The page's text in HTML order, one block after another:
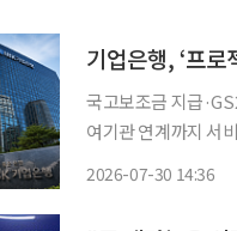
기업은행, ‘프
국고보조금 지급
여기관 연계까지 서비스 기반 마련 IBK기업은행이 한
2026-07-30 14:36